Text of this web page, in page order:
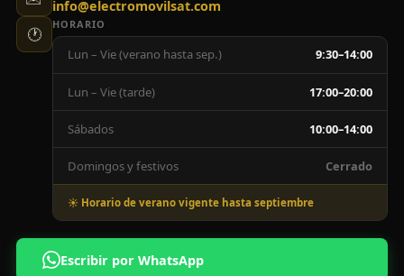
info@electromovilsat.com
🕐
HORARIO
Lun – Vie (verano hasta sep.) 9:30–14:00
Lun – Vie (tarde) 17:00–20:00
Sábados 10:00–14:00
Domingos y festivos Cerrado
☀️ Horario de verano vigente hasta septiembre
Escribir por WhatsApp